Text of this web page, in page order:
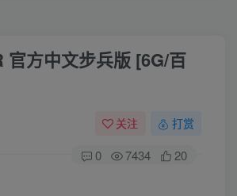
方中文步兵版 [6G/百
关注 打赏
0 7434 20